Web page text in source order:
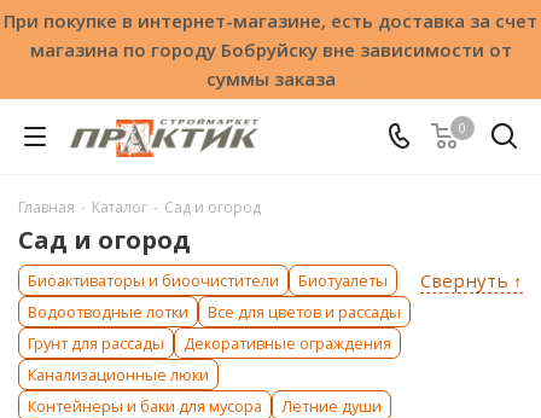
При покупке в интернет-магазине, есть доставка за счет
магазина по городу Бобруйску вне зависимости от
суммы заказа
0
Главная - Каталог - Сад и огород
Сад и огород
Свернуть ↑
Биоактиваторы и биоочистители
Биотуалеты
Водоотводные лотки
Все для цветов и рассады
Грунт для рассады
Декоративные ограждения
Канализационные люки
Контейнеры и баки для мусора
Летние души